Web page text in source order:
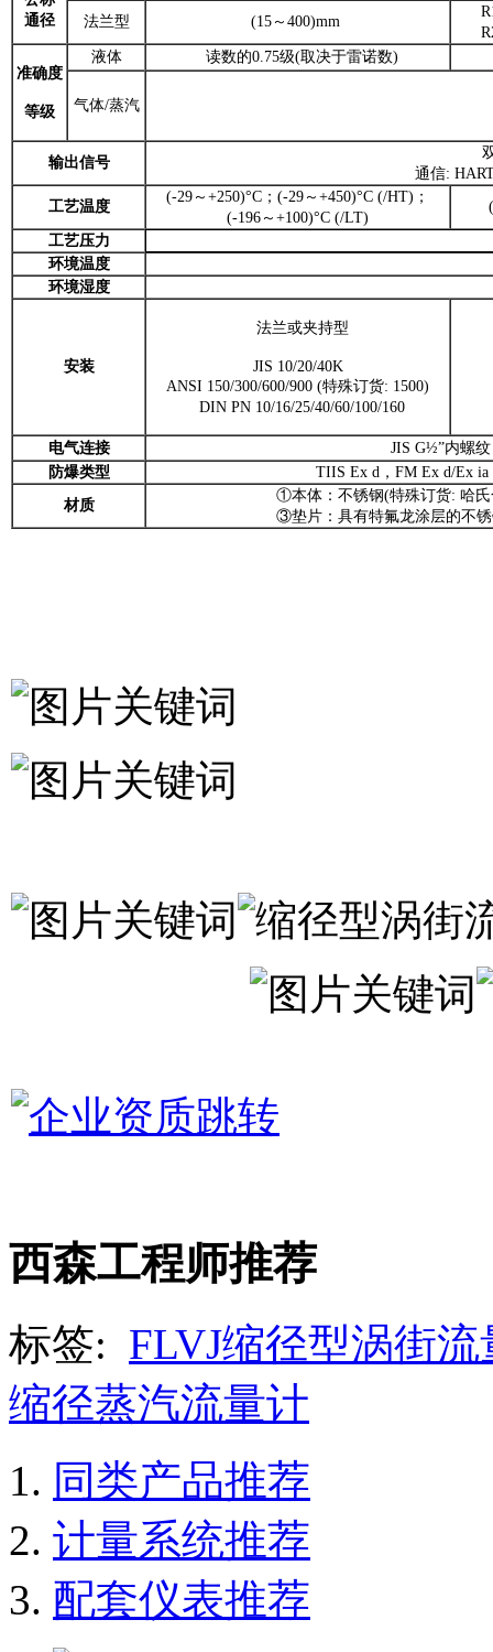
通径
法兰型 (15～400)mm
准确度
等级
液体 读数的0.75级(取决于雷诺数)
气体/蒸汽
输出信号
通信:
工艺温度
(-29～+250)°C；(-29～+450)°C (/HT)；
(-196～+100)°C (/LT)
工艺压力
环境温度
环境湿度
安装
法兰或夹持型
JIS 10/20/40K
ANSI 150/300/600/900 (特殊订货: 1500)
DIN PN 10/16/25/40/60/100/160
电气连接
JIS G½”内螺
防爆类型
TIIS Ex d，FM Ex d/Ex ia
材质
①本体：不锈钢(特殊订货: 哈
③垫片：具有特氟龙涂层的不
西森工程师推荐
标签: FLVJ缩径型涡街流
缩径蒸汽流量计
同类产品推荐
计量系统推荐
配套仪表推荐